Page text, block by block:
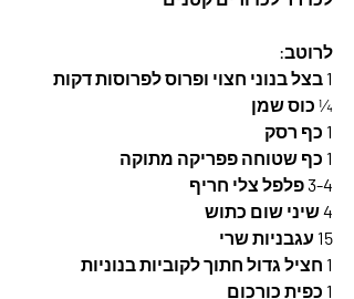
לרוטב:
1 בצל בנוני חצוי ופרוס לפרוסות דקות
¼ כוס שמן
1 כף רסק
1 כף שטוחה פפריקה מתוקה
3-4 פלפל צלי חריף
4 שיני שום כתוש
15 עגבניות שרי
1 חציל גדול חתוך לקוביות בנוניות
1 כפית כורכום